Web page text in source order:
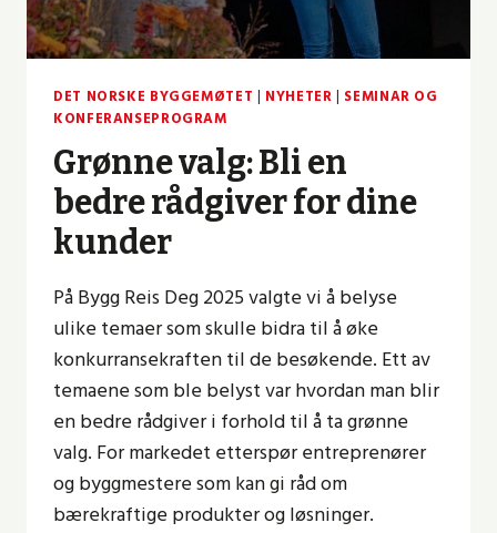
DET NORSKE BYGGEMØTET | NYHETER | SEMINAR OG
KONFERANSEPROGRAM
Grønne valg: Bli en
bedre rådgiver for dine
kunder
På Bygg Reis Deg 2025 valgte vi å belyse
ulike temaer som skulle bidra til å øke
konkurransekraften til de besøkende. Ett av
temaene som ble belyst var hvordan man blir
en bedre rådgiver i forhold til å ta grønne
valg. For markedet etterspør entreprenører
og byggmestere som kan gi råd om
bærekraftige produkter og løsninger.